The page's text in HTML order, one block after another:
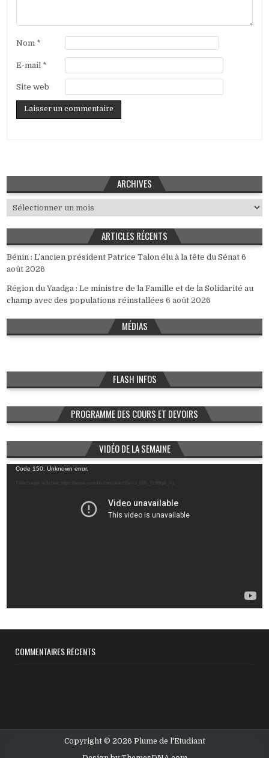
Nom *
E-mail *
Site web
ARCHIVES
Archives
ARTICLES RÉCENTS
Bénin : L’ancien président Patrice Talon élu à la tête du Sénat 6
août 2026
Région du Yaadga : Le ministre de la Famille et de la Solidarité au
champ avec des populations réinstallées 6 août 2026
MÉDIAS
FLASH INFOS
PROGRAMME DES COURS ET DEVOIRS
VIDÉO DE LA SEMAINE
Lecteur
vidéo
Code 150: Unknown error.
Télécharger le fichier: https://www.youtube.com/watch?v=U_MN_YL99Ig&_=1
COMMENTAIRES RÉCENTS
Copyright © 2026 Plume de l'Etudiant